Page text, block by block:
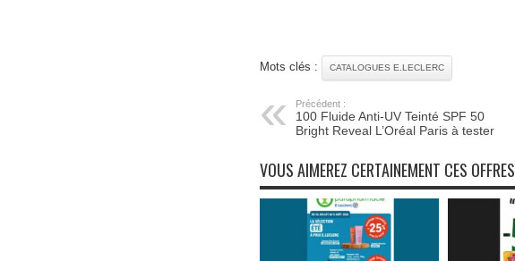
Mots clés : CATALOGUES E.LECLERC
Précédent :
100 Fluide Anti-UV Teinté SPF 50
Bright Reveal L’Oréal Paris à tester
VOUS AIMEREZ CERTAINEMENT CES OFFRES